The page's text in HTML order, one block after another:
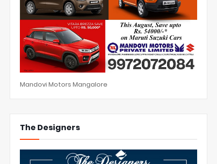
Mandovi Motors Mangalore
The Designers